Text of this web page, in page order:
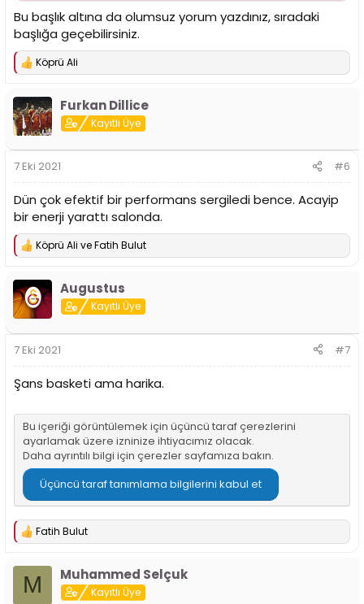
Bu başlık altına da olumsuz yorum yazdınız, sıradaki
başlığa geçebilirsiniz.
T
k
i
l
Köprü Ali
Furkan Dillice
Kayıtlı Üye
7 Eki 2021 #6
Dün çok efektif bir performans sergiledi bence. Acayip
bir enerji yarattı salonda.
T
p
k
i
l
Köprü Ali veFatih Bulut
Augustus
Kayıtlı Üye
7 Eki 2021 #7
Şans basketi ama harika.
Bu içeriği görüntülemek için üçüncü taraf çerezlerini
ayarlamak üzere izninize ihtiyacımız olacak.
Daha ayrıntılı bilgi için çerezler sayfamıza bakın.
Üçüncü taraf tanımlama bilgilerini kabul et
T
Fatih Bulut
M Muhammed Selçuk
Kayıtlı Üye